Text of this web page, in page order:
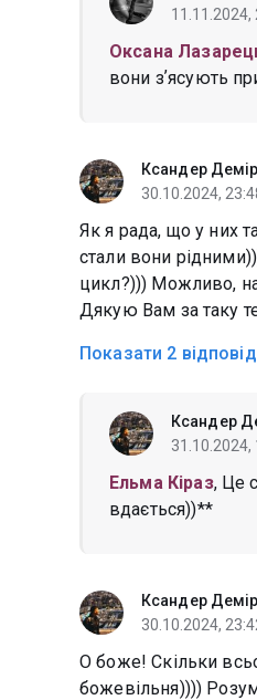
11.11.2024,
Оксана
вони зʼясують
Ксандер Демір
30.10.2024,
Як я рада, що у них
стали вони
цикл?))) Можливо,
Дякую Вам за таку
Показати 2
Ксандер
31.10.2024,
Ельма Кіраз, Це
вдається))**
Ксандер Демір
30.10.2024,
О боже! Скільки
божевільня))))